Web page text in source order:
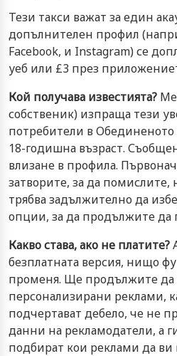
Тези такси важат за един
допълнителен профил
Facebook, и Instagram) се
уеб или £3 през
Кой получава известията?
собственик) изпраща тези
потребители в Обединеното
18-годишна възраст.
влизане в профила.
затворите, за да
трябва задължително да
опции, за да продължите да
Какво става, ако не платите?
безплатната версия, нищо
променя. Ще продължите
персонализирани реклами,
подчертават дебело, че не
данни на рекламодатели, а
подбират кои реклами да ви